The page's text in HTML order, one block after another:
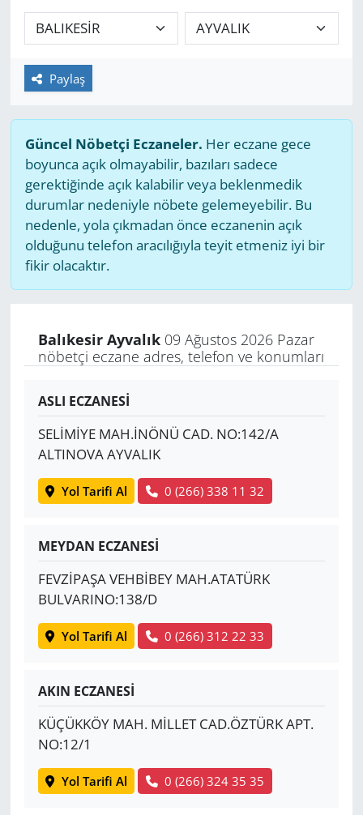
Paylaş
Güncel Nöbetçi Eczaneler. Her eczane gece
boyunca açık olmayabilir, bazıları sadece
gerektiğinde açık kalabilir veya beklenmedik
durumlar nedeniyle nöbete gelemeyebilir. Bu
nedenle, yola çıkmadan önce eczanenin açık
olduğunu telefon aracılığıyla teyit etmeniz iyi bir
fikir olacaktır.
Balıkesir Ayvalık09 Ağustos 2026 Pazar
nöbetçi eczane adres, telefon ve konumları
ASLI ECZANESİ
SELİMİYE MAH.İNÖNÜ CAD. NO:142/A
ALTINOVA AYVALIK
Yol Tarifi Al 0 (266) 338 11 32
MEYDAN ECZANESİ
FEVZİPAŞA VEHBİBEY MAH.ATATÜRK
BULVARINO:138/D
Yol Tarifi Al 0 (266) 312 22 33
AKIN ECZANESİ
KÜÇÜKKÖY MAH. MİLLET CAD.ÖZTÜRK APT.
NO:12/1
Yol Tarifi Al 0 (266) 324 35 35
GÜNDEM
HABERDE İNSAN
MAGAZİN
POLİTİKA
RESMİ İLANLAR
SAĞLIK
SPOR
Yerel